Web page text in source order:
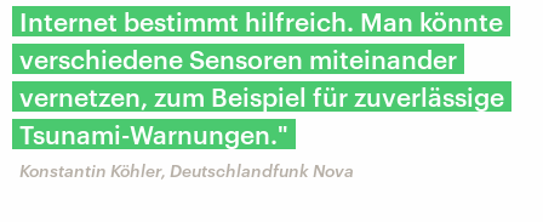
Internet bestimmt hilfreich. Man könnte
verschiedene Sensoren miteinander
vernetzen, zum Beispiel für zuverlässige
Tsunami-Warnungen."
Konstantin Köhler, Deutschlandfunk Nova